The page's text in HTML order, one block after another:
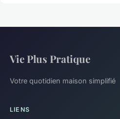
Vie Plus Pratique
Votre quotidien maison simplifié
LIENS